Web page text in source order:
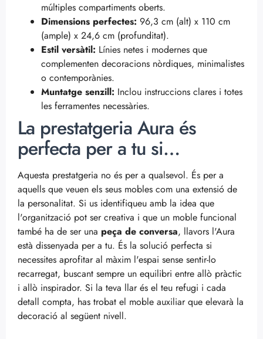
múltiples compartiments oberts.
Dimensions perfectes: 96,3 cm (alt) x 110 cm
(ample) x 24,6 cm (profunditat).
Estil versàtil: Línies netes i modernes que
complementen decoracions nòrdiques, minimalistes
o contemporànies.
Muntatge senzill: Inclou instruccions clares i totes
les ferramentes necessàries.
La prestatgeria Aura és
perfecta per a tu si…
Aquesta prestatgeria no és per a qualsevol. És per a
aquells que veuen els seus mobles com una extensió de
la personalitat. Si us identifiqueu amb la idea que
l'organització pot ser creativa i que un moble funcional
també ha de ser una peça de conversa, llavors l'Aura
està dissenyada per a tu. És la solució perfecta si
necessites aprofitar al màxim l'espai sense sentir-lo
recarregat, buscant sempre un equilibri entre allò pràctic
i allò inspirador. Si la teva llar és el teu refugi i cada
detall compta, has trobat el moble auxiliar que elevarà la
decoració al següent nivell.